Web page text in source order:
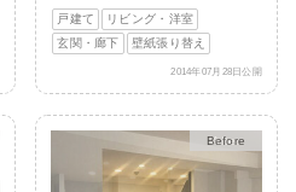
戸建て
リビング・洋室
玄関・廊下
壁紙張り替え
2014年07月28日公開
After